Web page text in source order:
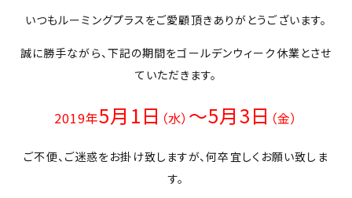
PROJECTS
NEWS
お問い合わせ
いつもルーミングプラスをご愛顧頂きありがとうございます。
誠に勝手ながら、下記の期間をゴールデンウィーク休業とさせ
ていただきます。
2019年5月1日 （水） ～5月3日 （金）
ご不便、ご迷惑をお掛け致しますが、何卒宜しくお願い致しま
す。